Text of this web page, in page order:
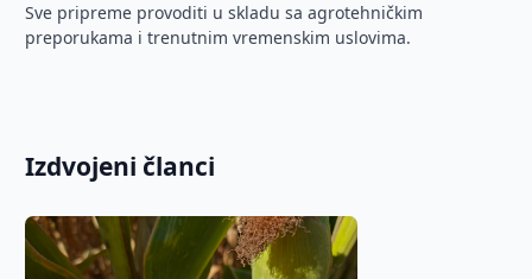
Sve pripreme provoditi u skladu sa agrotehničkim
preporukama i trenutnim vremenskim uslovima.
Izdvojeni članci